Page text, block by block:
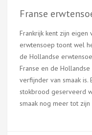
Franse
Frankrijk kent zijn eigen
erwtensoep toont wel
de Hollandse
Franse en de
verfijnder van smaak is.
stokbrood geserveerd
smaak nog meer tot